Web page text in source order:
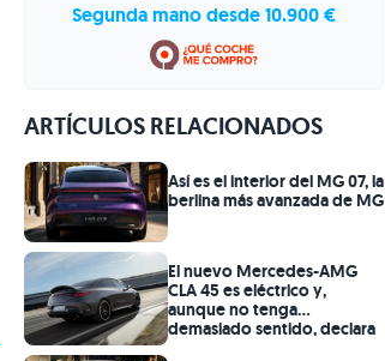
Segunda mano desde 10.900 €
ARTÍCULOS RELACIONADOS
Así es el interior del MG 07, la
berlina más avanzada de MG
El nuevo Mercedes-AMG
CLA 45 es eléctrico y,
aunque no tenga
demasiado sentido, declara